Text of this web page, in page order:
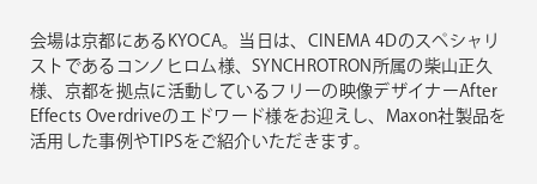
会場は京都にあるKYOCA。当日は、CINEMA 4Dのスペシャリ
ストであるコンノヒロム​様、SYNCHROTRON所属の柴山正久
様、京都を拠点に活動しているフリーの映像デザイナーAfter
Effects Overdriveのエドワード様をお迎えし、Maxon社製品を
活用した事例やTIPSをご紹介いただきます。